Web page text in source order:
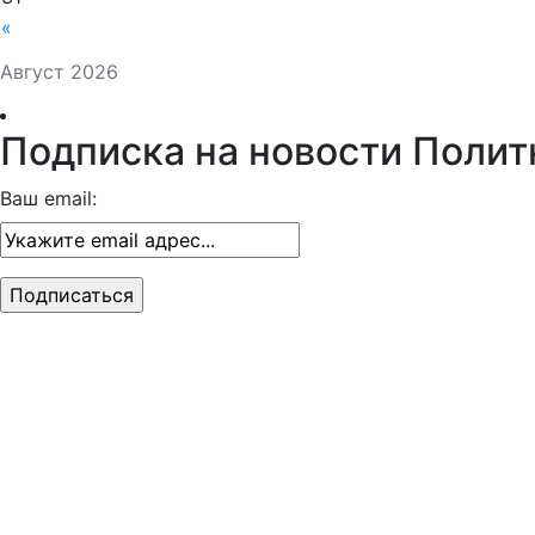
Август 2026
«
Подписка на новости
Ваш email: